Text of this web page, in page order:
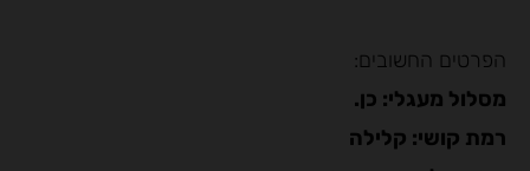
הפרטים החשובים:
מסלול מעגלי: כן.
רמת קושי: קלילה